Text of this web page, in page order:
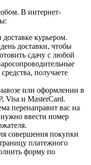
В интернет-
курьером.
доставки, чтобы
сдачу с любой
получаете
или оформлении в
Visa и MasterCard.
перенаправит вас на
ввести номер
совершения покупки
платежного
форму по